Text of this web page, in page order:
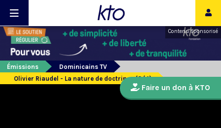
Contenu sponsorisé
Émissions
Dominicains TV
Olivier Riaudel - La nature de doctrines (3/4)
Faire un don à KTO